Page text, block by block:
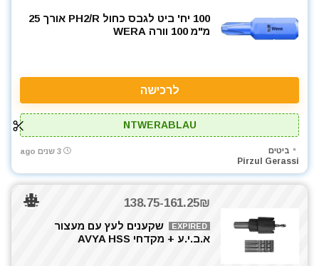
מסור שורף
מפסלות
מקדחים
משחזת ציר
סוללות
סולמות
100 יח' ביט לגבס כחול PH2/R אורך 25
מ"מ 100 וורה WERA
לרכישה
NTWERABLAU
ביטים
Pirzul Gerassi
3 שנים ago
138.75-161.25₪
EXPIRED
שקענים לעץ עם מעצור
א.ב.י.ע + מקדחי AVYA HSS